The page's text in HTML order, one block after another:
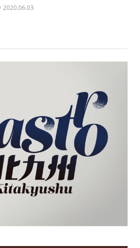
2020.06.03